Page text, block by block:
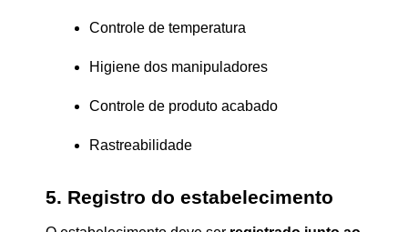
Controle de temperatura
Higiene dos manipuladores
Controle de produto acabado
Rastreabilidade
5. Registro do estabelecimento